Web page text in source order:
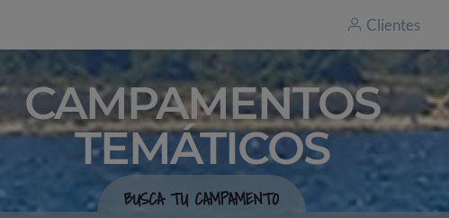
Clientes
CAMPAMENTOS
TEMÁTICOS
BUSCA TU CAMPAMENTO